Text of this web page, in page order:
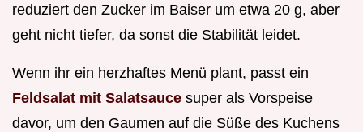
reduziert den Zucker im Baiser um etwa 20 g, aber
geht nicht tiefer, da sonst die Stabilität leidet.
Wenn ihr ein herzhaftes Menü plant, passt ein
Feldsalat mit Salatsauce super als Vorspeise
davor, um den Gaumen auf die Süße des Kuchens